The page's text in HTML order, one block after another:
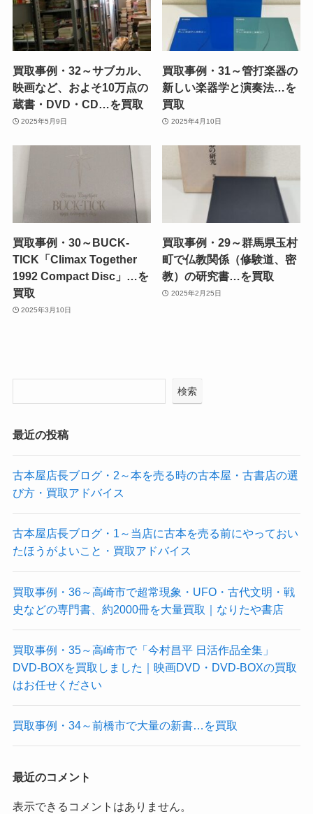
買取事例・32～サブカル、
映画など、およそ10万点の
蔵書・DVD・CD…を買取
2025年5月9日
買取事例・31～管打楽器の
新しい楽器学と演奏法…を
買取
2025年4月10日
買取事例・30～BUCK-
TICK「Climax Together
1992 Compact Disc」…を
買取
2025年3月10日
買取事例・29～群馬県玉村
町で仏教関係（修験道、密
教）の研究書…を買取
2025年2月25日
検索
最近の投稿
古本屋店長ブログ・2～本を売る時の古本屋・古書店の選
び方・買取アドバイス
古本屋店長ブログ・1～当店に古本を売る前にやっておい
たほうがよいこと・買取アドバイス
買取事例・36～高崎市で超常現象・UFO・古代文明・戦
史などの専門書、約2000冊を大量買取｜なりたや書店
買取事例・35～高崎市で「今村昌平 日活作品全集」
DVD-BOXを買取しました｜映画DVD・DVD-BOXの買取
はお任せください
買取事例・34～前橋市で大量の新書…を買取
最近のコメント
表示できるコメントはありません。